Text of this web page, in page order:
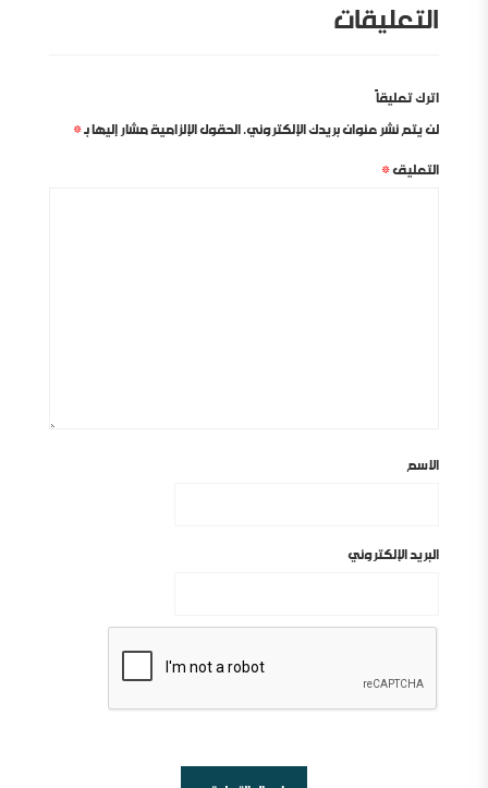
التعليقات
اترك تعليقاً
لن يتم نشر عنوان بريدك الإلكتروني.الحقول الإلزامية مشار إليها بـ*
التعليق*
الاسم
البريد الإلكتروني